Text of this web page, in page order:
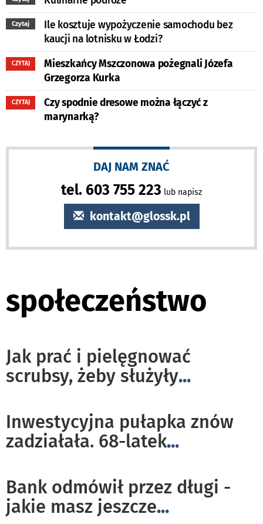
Czytaj
Ile kosztuje wypożyczenie samochodu bez
kaucji na lotnisku w Łodzi?
CZYTAJ
Mieszkańcy Mszczonowa pożegnali Józefa
Grzegorza Kurka
CZYTAJ
Czy spodnie dresowe można łączyć z
marynarką?
DAJ NAM ZNAĆ
tel. 603 755 223 lub napisz
kontakt@glossk.pl
społeczeństwo
Jak prać i pielęgnować
scrubsy, żeby służyły...
Inwestycyjna pułapka znów
zadziałała. 68-latek...
Bank odmówił przez długi -
jakie masz jeszcze...